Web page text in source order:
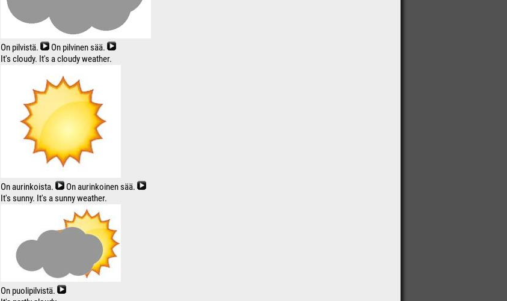
On pilvistä.
On pilvinen sää.
It's cloudy. It's a cloudy weather.
On aurinkoista.
On aurinkoinen sää.
It's sunny. It's a sunny weather.
On puolipilvistä.